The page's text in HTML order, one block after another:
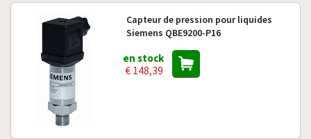
Capteur de pression pour liquides
Siemens QBE9200-P16
en stock
€ 148,39